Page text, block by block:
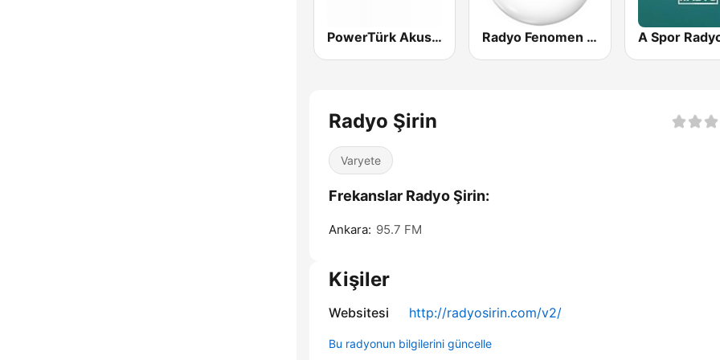
PowerTürk Akustik Radyo Fenomen Rap A Spor
Radyo Şirin
Varyete
Frekanslar Radyo Şirin:
Ankara: 95.7 FM
Kişiler
Websitesi http://radyosirin.com/v2/
Bu radyonun bilgilerini güncelle